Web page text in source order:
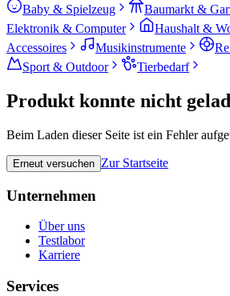
Baby & Spielzeug Baumarkt &
Elektronik & Computer
Haushalt &
Accessoires
Musikinstrumente
Sport & Outdoor
Tierbedarf
Produkt konnte nicht
Beim Laden dieser Seite ist ein Fehler
Erneut versuchen Zur Startseite
Unternehmen
Über uns
Testlabor
Karriere
Services